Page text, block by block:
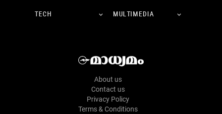
TECH MULTIMEDIA
About us
Contact us
Privacy Policy
Terms & Conditions